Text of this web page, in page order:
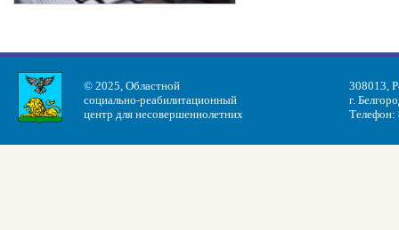
© 2025, Областной
социально-реабилитационный
центр для несовершеннолетних
308013,
г.